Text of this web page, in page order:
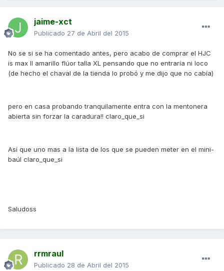
jaime-xct
Publicado 27 de Abril del 2015
No se si se ha comentado antes, pero acabo de comprar el HJC
is max II amarillo flúor talla XL pensando que no entraría ni loco
(de hecho el chaval de la tienda lo probó y me dijo que no cabía)
pero en casa probando tranquilamente entra con la mentonera
abierta sin forzar la caradura!! claro_que_si
Así que uno mas a la lista de los que se pueden meter en el mini-
baúl claro_que_si
Saludoss
rrmraul
Publicado 28 de Abril del 2015